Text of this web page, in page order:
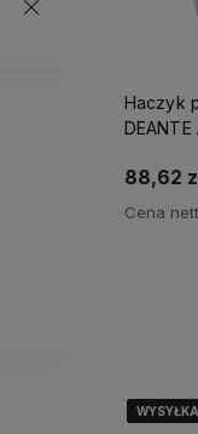
Haczyk
DEANTE
88,62
Cena